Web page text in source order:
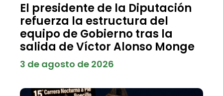
El presidente de la Diputación
refuerza la estructura del
equipo de Gobierno tras la
salida de Víctor Alonso Monge
3 de agosto de 2026